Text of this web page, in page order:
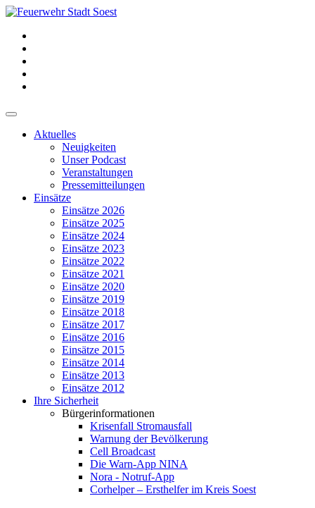
Aktuelles
Neuigkeiten
Unser Podcast
Veranstaltungen
Pressemitteilungen
Einsätze
Einsätze 2026
Einsätze 2025
Einsätze 2024
Einsätze 2023
Einsätze 2022
Einsätze 2021
Einsätze 2020
Einsätze 2019
Einsätze 2018
Einsätze 2017
Einsätze 2016
Einsätze 2015
Einsätze 2014
Einsätze 2013
Einsätze 2012
Ihre Sicherheit
Bürgerinformationen
Krisenfall Stromausfall
Warnung der Bevölkerung
Cell Broadcast
Die Warn-App NINA
Nora - Notruf-App
Corhelper – Ersthelfer im Kreis Soest